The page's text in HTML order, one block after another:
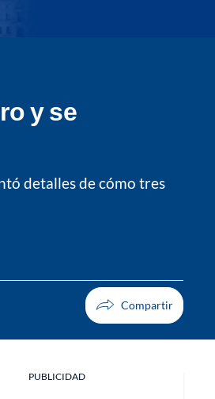
y se
detalles de cómo tres
PUBLICIDAD